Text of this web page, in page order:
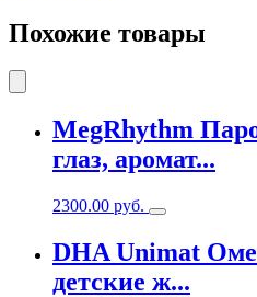
Похожие товары
MegRhythm
глаз, аромат...
2300.00 руб.
DHA Unimat
детские ж...